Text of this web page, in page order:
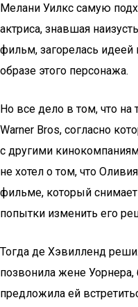
Мелани Уилкс самую
актриса, знавшая
фильм, загорелась идеей
образе этого персонажа.
Но все дело в том, что на
Warner Bros, согласно
с другими
не хотел о том, что
фильме, который
попытки изменить его
Тогда де Хэвилленд
позвонила жене
предложила ей